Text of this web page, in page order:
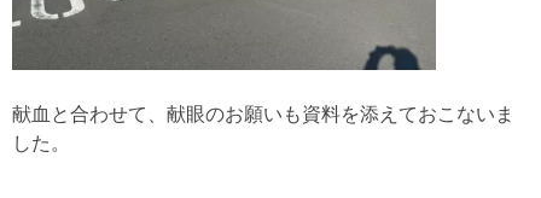
献血と合わせて、献眼のお願いも資料を添えておこないま
した。